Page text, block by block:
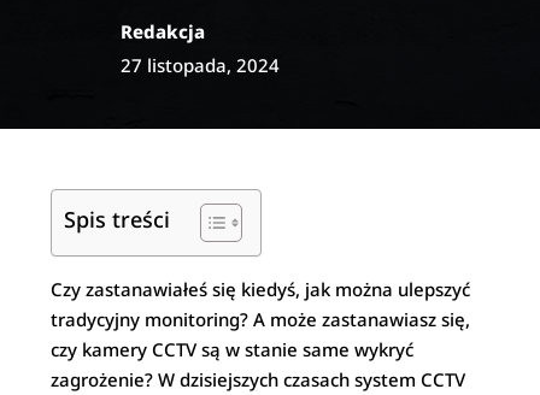
Redakcja
27 listopada, 2024
Spis treści
Czy zastanawiałeś się kiedyś, jak można ulepszyć
tradycyjny monitoring? A może zastanawiasz się,
czy kamery CCTV są w stanie same wykryć
zagrożenie? W dzisiejszych czasach system CCTV